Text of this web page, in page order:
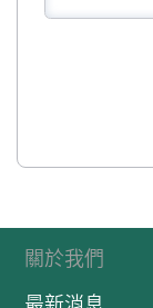
關於我們